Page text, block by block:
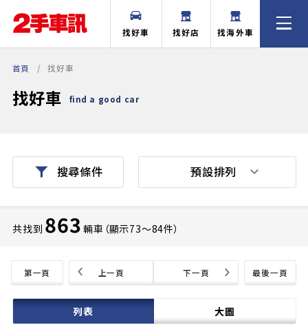
找好車 找好店 找海外車
首頁 找好車
找好車 find a good car
搜尋條件
共找到 863 輛車（顯示73〜84件）
第一頁 最後一頁
上一頁 下一頁
列表 大圖
預設排列